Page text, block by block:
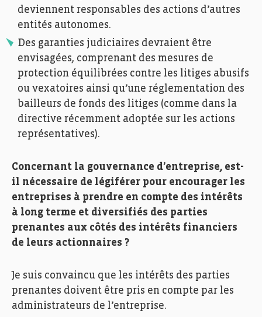
deviennent responsables des actions d’autres
entités autonomes.
Des garanties judiciaires devraient être
envisagées, comprenant des mesures de
protection équilibrées contre les litiges abusifs
ou vexatoires ainsi qu’une réglementation des
bailleurs de fonds des litiges (comme dans la
directive récemment adoptée sur les actions
représentatives).
Concernant la gouvernance d’entreprise, est-
il nécessaire de légiférer pour encourager les
entreprises à prendre en compte des intérêts
à long terme et diversifiés des parties
prenantes aux côtés des intérêts financiers
de leurs actionnaires ?
Je suis convaincu que les intérêts des parties
prenantes doivent être pris en compte par les
administrateurs de l’entreprise.